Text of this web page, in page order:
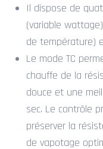
Il dispose de
(variable
de température)
Le mode TC
chauffe de la
douce et une
sec. Le contrôle
préserver la
de vapotage